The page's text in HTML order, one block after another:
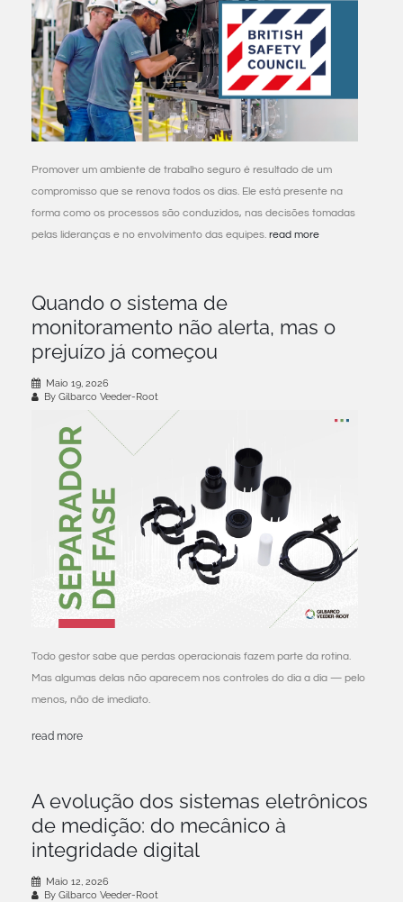
Promover um ambiente de trabalho seguro é resultado de um
compromisso que se renova todos os dias. Ele está presente na
forma como os processos são conduzidos, nas decisões tomadas
pelas lideranças e no envolvimento das equipes. read more
Quando o sistema de
monitoramento não alerta, mas o
prejuízo já começou
Maio 19, 2026
By Gilbarco Veeder-Root
Todo gestor sabe que perdas operacionais fazem parte da rotina.
Mas algumas delas não aparecem nos controles do dia a dia — pelo
menos, não de imediato.
read more
A evolução dos sistemas eletrônicos
de medição: do mecânico à
integridade digital
Maio 12, 2026
By Gilbarco Veeder-Root